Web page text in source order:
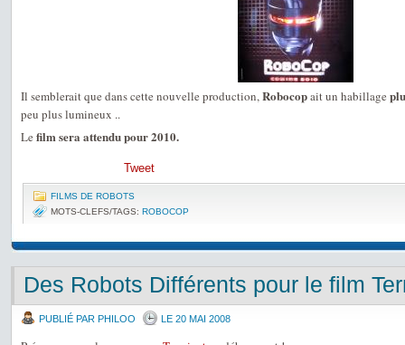
Il semblerait que dans cette nouvelle production,Robocopait un habillage
peu plus lumineux ..
Le film sera attendu pour 2010.
Tweet
FILMS DE ROBOTS
MOTS-CLEFS/TAGS: ROBOCOP
Des Robots Différents pour le film
PUBLIÉ PAR PHILOO LE 20 MAI 2008